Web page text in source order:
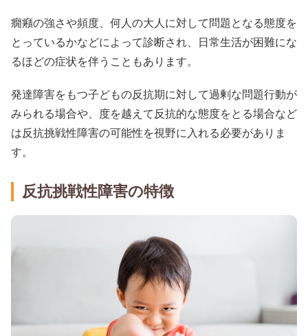
癇癪の強さや頻度、何人の大人に対して問題となる態度を
とっているかなどによって診断され、日常生活が困難にな
るほどの症状を伴うこともあります。
発達障害をもつ子どもの反抗期に対して過剰な問題行動が
みられる場合や、度を越えて反抗的な態度をとる場合など
は反抗挑戦性障害の可能性を視野に入れる必要がありま
す。
反抗挑戦性障害の特徴